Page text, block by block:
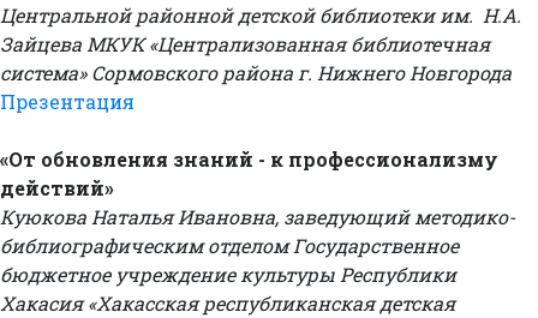
Центральной районной детской библиотеки им. Н.А.
Зайцева МКУК «Централизованная библиотечная
система» Сормовского района г. Нижнего Новгорода
Презентация
«От обновления знаний - к профессионализму
действий»
Куюкова Наталья Ивановна, заведующий методико-
библиографическим отделом Государственное
бюджетное учреждение культуры Республики
Хакасия «Хакасская республиканская детская